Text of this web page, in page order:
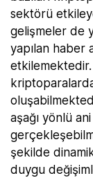
sektörü
gelişmeler de
yapılan haber
aşağı yönlü
şekilde dinamik
duygu